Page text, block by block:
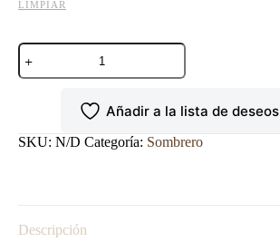
LIMPIAR
SOMBRERO
TOMBSTONE
1000X
cantidad
Añadir a la lista de deseos
SKU: N/D Categoría: Sombrero
Descripción